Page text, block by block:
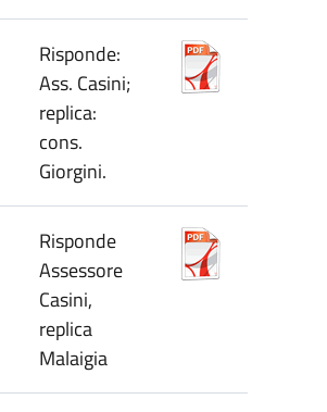
Risponde:
Ass. Casini;
replica:
cons.
Giorgini.
Risponde
Assessore
Casini,
replica
Malaigia